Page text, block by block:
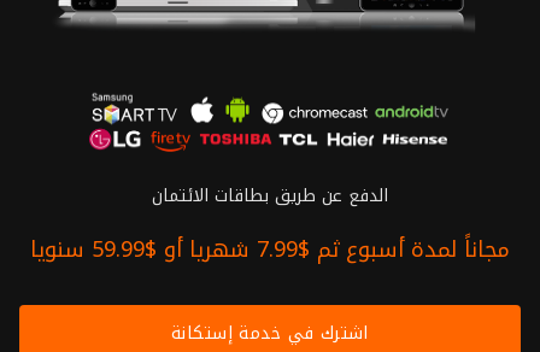
الدفع عن طريق بطاقات الائتمان
مجاناً لمدة أسبوع ثم $7.99 شهريا أو $59.99 سنويا
اشترك في خدمة إستكانة